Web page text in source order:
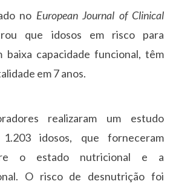
no European Journal of Clinical
que idosos em risco para
baixa capacidade funcional, têm
em 7 anos.
realizaram um estudo
idosos, que forneceram
o estado nutricional e a
O risco de desnutrição foi